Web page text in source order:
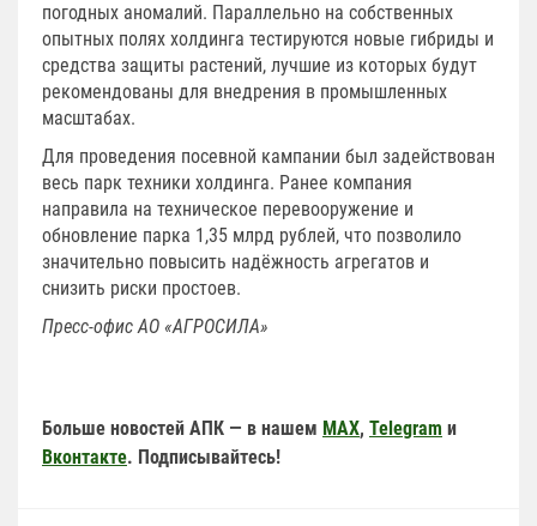
погодных аномалий. Параллельно на собственных
опытных полях холдинга тестируются новые гибриды и
средства защиты растений, лучшие из которых будут
рекомендованы для внедрения в промышленных
масштабах.
Для проведения посевной кампании был задействован
весь парк техники холдинга. Ранее компания
направила на техническое перевооружение и
обновление парка 1,35 млрд рублей, что позволило
значительно повысить надёжность агрегатов и
снизить риски простоев.
Пресс-офис АО «АГРОСИЛА»
Больше новостей АПК — в нашем MAX, Telegram и
Вконтакте. Подписывайтесь!